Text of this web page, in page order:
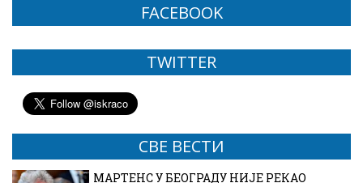
FACEBOOK
TWITTER
СВЕ ВЕСТИ
МАРТЕНС У БЕОГРАДУ НИЈЕ РЕКАО